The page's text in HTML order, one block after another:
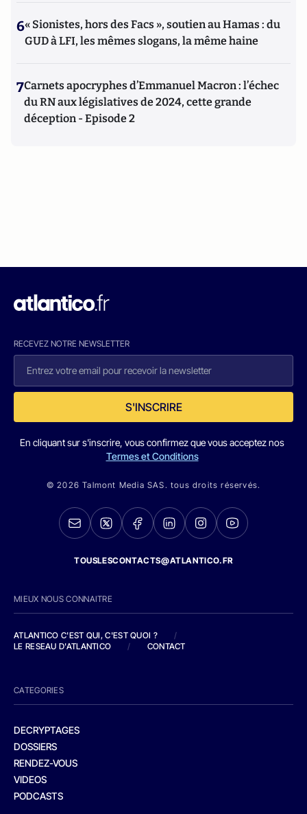
6« Sionistes, hors des Facs », soutien au Hamas : du
GUD à LFI, les mêmes slogans, la même haine
7Carnets apocryphes d’Emmanuel Macron : l’échec
du RN aux législatives de 2024, cette grande
déception - Episode 2
RECEVEZ NOTRE NEWSLETTER
S'INSCRIRE
En cliquant sur s'inscrire, vous confirmez que vous acceptez nos
Termes et Conditions
© 2026 Talmont Media SAS. tous droits réservés.
TOUSLESCONTACTS@ATLANTICO.FR
MIEUX NOUS CONNAITRE
ATLANTICO C'EST QUI, C'EST QUOI ?
/
LE RESEAU D'ATLANTICO
/ CONTACT
CATEGORIES
DECRYPTAGES
DOSSIERS
RENDEZ-VOUS
VIDEOS
PODCASTS